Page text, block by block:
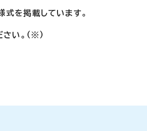
式を掲載しています。
い。（※）